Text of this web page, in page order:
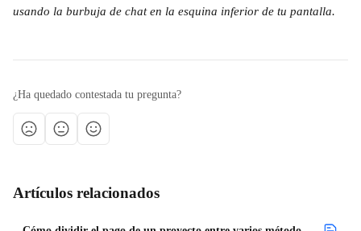
usando la burbuja de chat en la esquina inferior de tu pantalla.
¿Ha quedado contestada tu pregunta?
Artículos relacionados